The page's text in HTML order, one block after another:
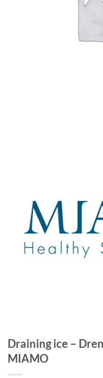
Draining ice –
MIAMO